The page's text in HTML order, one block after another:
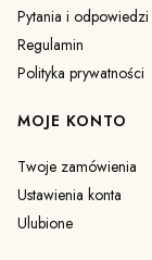
Pytania i odpowiedzi
Regulamin
Polityka prywatności
MOJE KONTO
Twoje zamówienia
Ustawienia konta
Ulubione